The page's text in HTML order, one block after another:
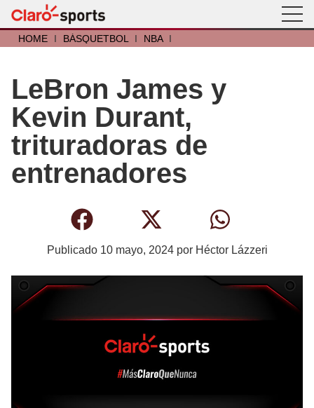
HOME I BÁSQUETBOL I NBA I
LeBron James y
Kevin Durant,
trituradoras de
entrenadores
Publicado 10 mayo, 2024por Héctor Lázzeri